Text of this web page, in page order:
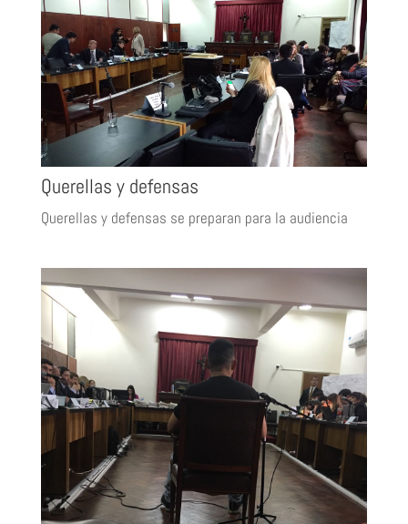
Querellas y defensas
Querellas y defensas se preparan para la audiencia